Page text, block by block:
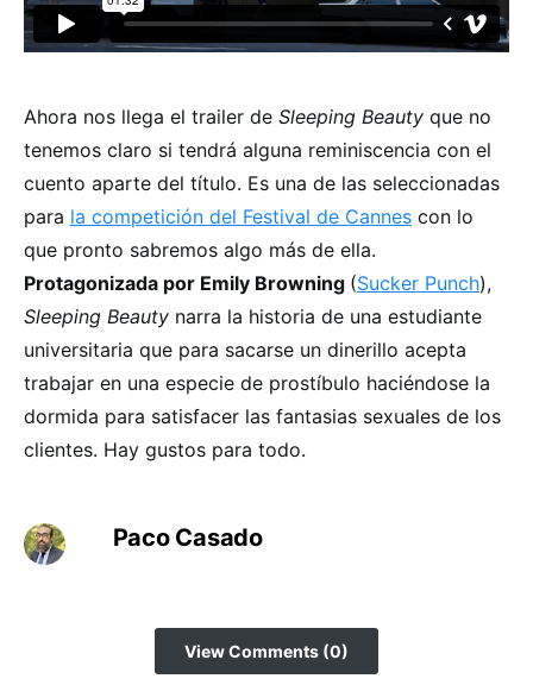
Ahora nos llega el trailer de Sleeping Beauty que no
tenemos claro si tendrá alguna reminiscencia con el
cuento aparte del título. Es una de las seleccionadas
para la competición del Festival de Cannes con lo
que pronto sabremos algo más de ella.
Protagonizada por Emily Browning (Sucker Punch),
Sleeping Beauty narra la historia de una estudiante
universitaria que para sacarse un dinerillo acepta
trabajar en una especie de prostíbulo haciéndose la
dormida para satisfacer las fantasias sexuales de los
clientes. Hay gustos para todo.
Paco Casado
View Comments (0)